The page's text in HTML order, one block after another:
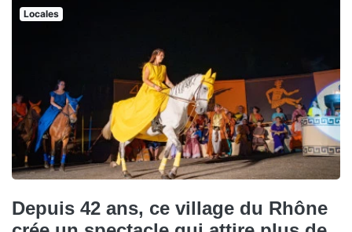
Locales
Depuis 42 ans, ce village du Rhône